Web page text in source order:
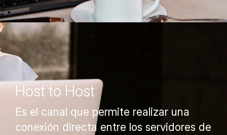
Host to Host
Es el canal que permite realizar una
conexión directa entre los servidores de